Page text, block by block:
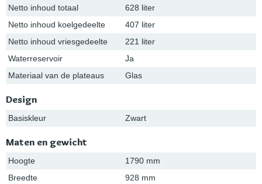
Netto inhoud totaal
628 liter
Netto inhoud koelgedeelte
407 liter
Netto inhoud vriesgedeelte
221 liter
Waterreservoir
Ja
Materiaal van de plateaus
Glas
Design
Basiskleur Zwart
Maten en gewicht
Hoogte
1790 mm
Breedte
928 mm